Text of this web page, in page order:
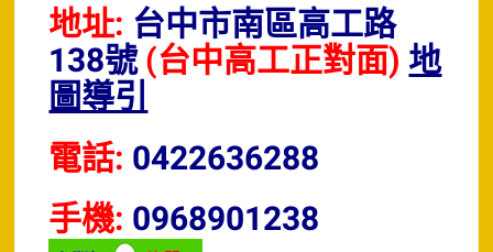
地址: 台中市南區高工路
138號(台中高工正對面) 地
圖導引
電話: 0422636288
手機: 0968901238